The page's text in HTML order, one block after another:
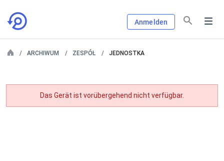
Anmelden
ARCHIWUM ZESPÓŁ JEDNOSTKA
Das Gerät ist vorübergehend nicht verfügbar.